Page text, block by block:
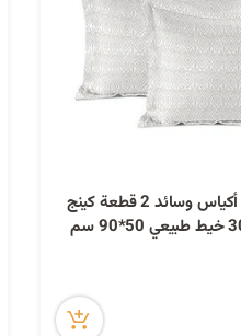
بوتيك بلانش طقم أكياس وسائد 2 قطعة كينج